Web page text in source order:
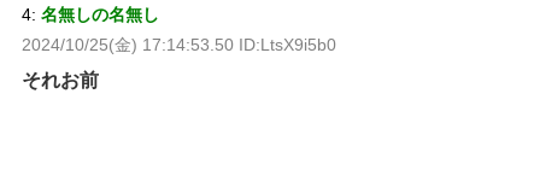
4: 名無しの名無し
2024/10/25(金) 17:14:53.50 ID:LtsX9i5b0
それお前